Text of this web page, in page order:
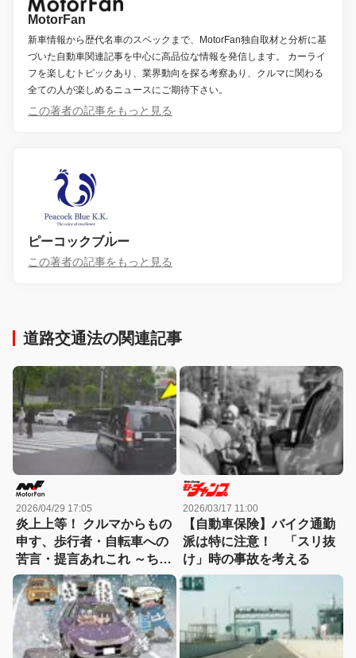
MotorFan
新車情報から歴代名車のスペックまで、MotorFan独自取材と分析に基
づいた自動車関連記事を中心に高品位な情報を発信します。 カーライ
フを楽しむトピックあり、業界動向を探る考察あり、クルマに関わる
全ての人が楽しめるニュースにご期待下さい。
この著者の記事をもっと見る
ピーコックブルー
この著者の記事をもっと見る
道路交通法の関連記事
2026/04/29 17:05
炎上上等！ クルマからもの
申す、歩行者・自転車への
苦言・提言あれこれ ～ちゃ
んとまわりを見て歩け！～
【MFクルマなんでもラウ
ンジ】No.25 「歩行者保
護」について考える
2026/03/17 11:00
【自動車保険】バイク通勤
派は特に注意！ 「スリ抜
け」時の事故を考える